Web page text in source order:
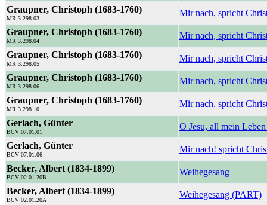
Graupner, Christoph (1683-1760)
MR 3.298.03
Mir nach, spricht
Graupner, Christoph (1683-1760)
MR 3.298.04
Mir nach, spricht
Graupner, Christoph (1683-1760)
MR 3.298.05
Mir nach, spricht
Graupner, Christoph (1683-1760)
MR 3.298.06
Mir nach, spricht
Graupner, Christoph (1683-1760)
MR 3.298.10
Mir nach, spricht
Gerlach, Günter
BCV 07.01.01
O Jesu, all mein
Gerlach, Günter
BCV 07.01.06
Mir nach! spricht
Becker, Albert (1834-1899)
BCV 02.01.20B
Weihegesang
Becker, Albert (1834-1899)
BCV 02.01.20A
Weihegesang (PART)